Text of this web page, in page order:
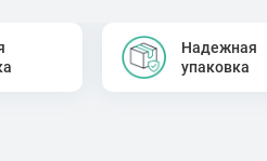
Надежная
упаковка